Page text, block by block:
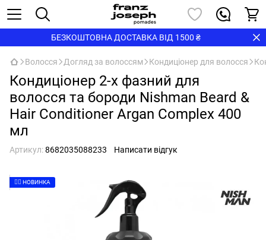
БЕЗКОШТОВНА ДОСТАВКА ВІД 1500 ₴
Волосся Догляд за волоссям Кондиціонер для волосся
Кондиціонер 2-х фазний для
волосся та бороди Nishman Beard &
Hair Conditioner Argan Complex 400
мл
Артикул:8682035088233 Написати відгук
👉🏻 НОВИНКА